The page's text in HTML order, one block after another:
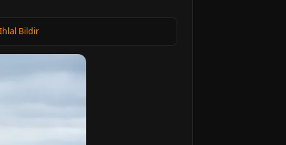
Ihlal Bildir